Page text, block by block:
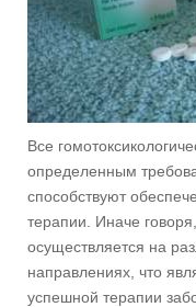
Все
определенным
способствуют
терапии. Иначе
осуществляется на
направлениях, что
успешной терапии